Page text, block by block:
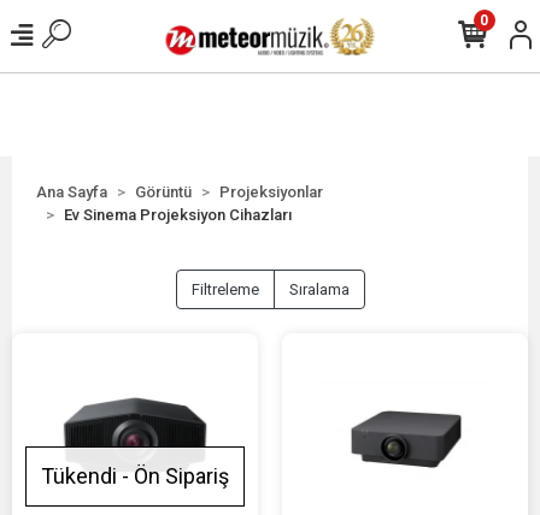
0
Ana Sayfa Görüntü
Projeksiyonlar
Ev Sinema Projeksiyon Cihazları
Filtreleme Sıralama
Tükendi - Ön Sipariş